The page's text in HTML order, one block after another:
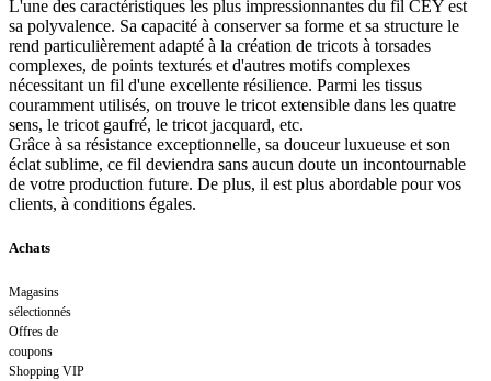
L'une des caractéristiques les plus impressionnantes du fil CEY est
sa polyvalence. Sa capacité à conserver sa forme et sa structure le
rend particulièrement adapté à la création de tricots à torsades
complexes, de points texturés et d'autres motifs complexes
nécessitant un fil d'une excellente résilience. Parmi les tissus
couramment utilisés, on trouve le tricot extensible dans les quatre
sens, le tricot gaufré, le tricot jacquard, etc.
Grâce à sa résistance exceptionnelle, sa douceur luxueuse et son
éclat sublime, ce fil deviendra sans aucun doute un incontournable
de votre production future. De plus, il est plus abordable pour vos
clients, à conditions égales.
Achats
Magasins
sélectionnés
Offres de
coupons
Shopping VIP